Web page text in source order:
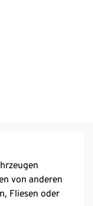
von anderen
Fliesen oder